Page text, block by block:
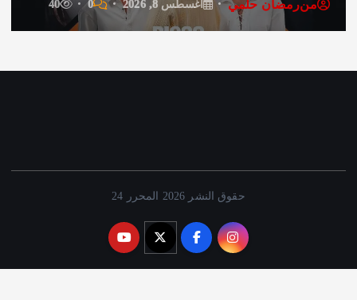
0
40 منرمضان حلمي أغسطس 7, 2026
حقوق النشر 2026 المحرر 24